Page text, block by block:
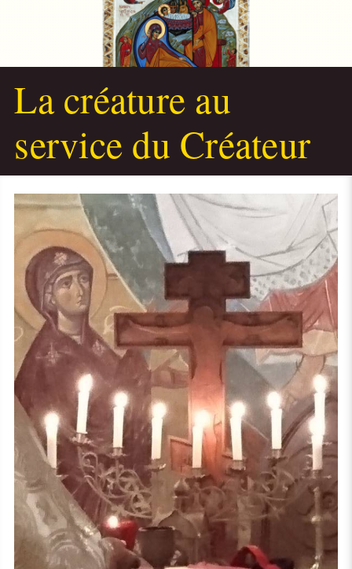
La créature au
service du Créateur